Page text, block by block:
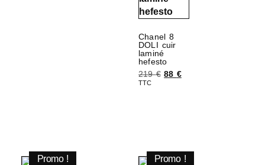
Chanel 8
DOLI cuir
laminé
hefesto
219€ 88 €
TTC
Promo ! Promo !